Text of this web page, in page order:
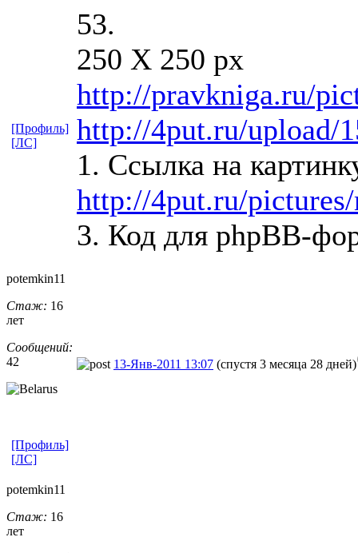
53.
250 X 250 px
http://pravkniga.ru/
http://4put.ru/upload/
1. Ссылка на
http://4put.ru/
3. Код для phpBB-
[Профиль]
[ЛС]
potemkin11
Стаж: 16
лет
Сообщений:
42
13-Янв-2011 13:07 (спустя 3 месяца 28 дней)
[Профиль]
[ЛС]
potemkin11
Стаж: 16
лет